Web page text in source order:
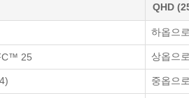
QHD
하옵으
25 상옵으
중옵으